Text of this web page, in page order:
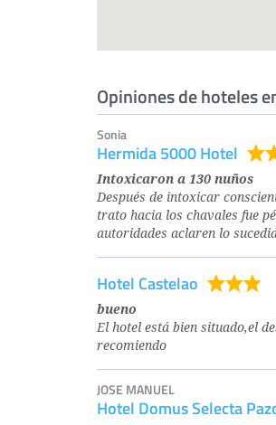
Opiniones de hoteles
Sonia
Hermida 5000 Hotel
Intoxicaron a 130 nuños
Después de intoxicar
trato hacia los chavales fue
autoridades aclaren lo
Hotel Castelao
bueno
El hotel está bien situado,el
recomiendo
JOSE MANUEL
Hotel Domus Selecta